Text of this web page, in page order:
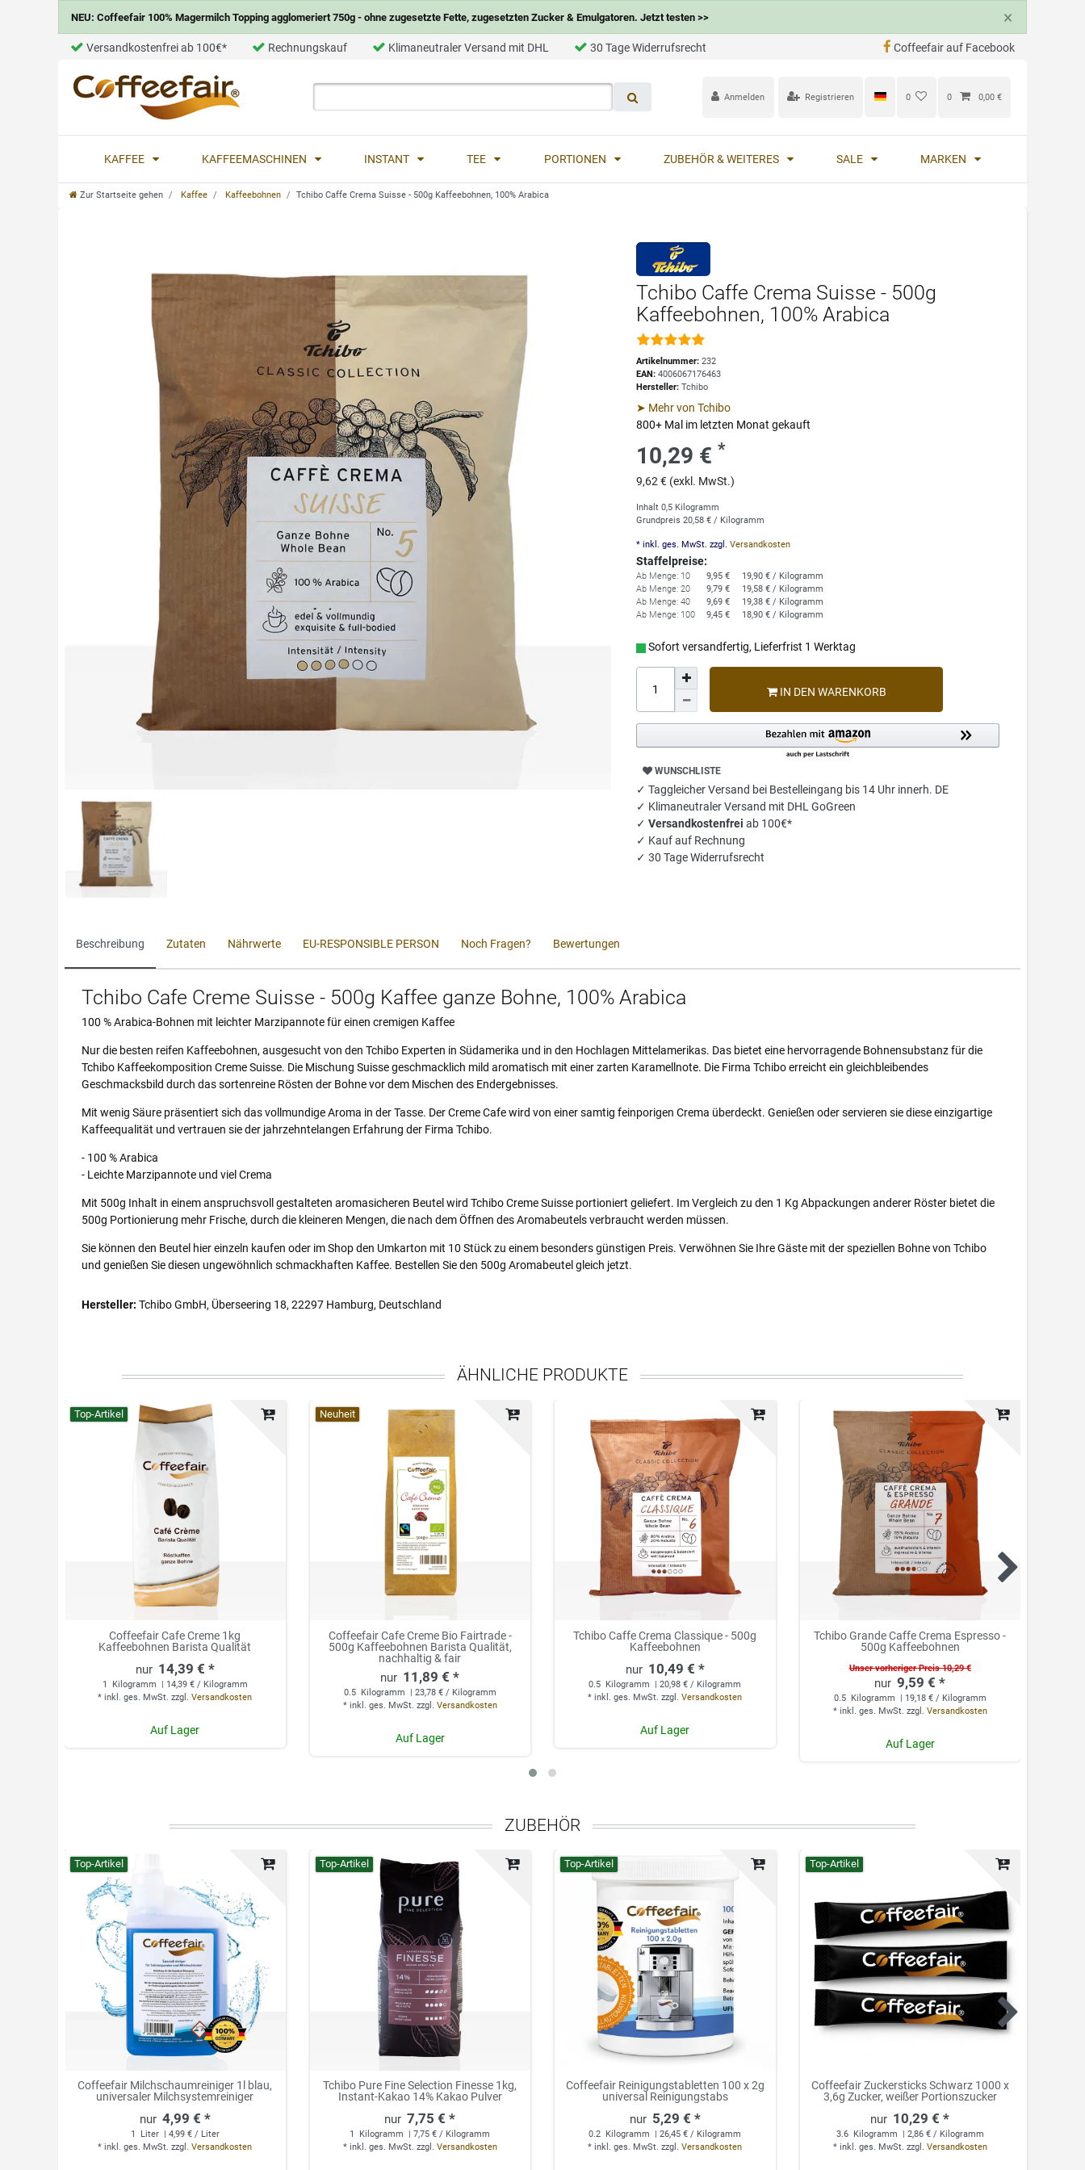
NEU: Coffeefair 100% Magermilch Topping agglomeriert 750g - ohne zugesetzte Fette, zugesetzten Zucker & Emulgatoren. Jetzt testen >> ×
Versandkostenfrei ab 100€* Rechnungskauf Klimaneutraler Versand mit DHL 30 Tage Widerrufsrecht Coffeefair auf Facebook
Anmelden Registrieren 0 0 0,00 €
KAFFEE KAFFEEMASCHINEN INSTANT TEE PORTIONEN ZUBEHÖR & WEITERES SALE MARKEN
Zur Startseite gehen Kaffee Kaffeebohnen Tchibo Caffe Crema Suisse - 500g Kaffeebohnen, 100% Arabica
Tchibo Caffe Crema Suisse - 500g
Kaffeebohnen, 100% Arabica
Artikelnummer:232
EAN:4006067176463
Hersteller: Tchibo
➤ Mehr von Tchibo
800+ Mal im letzten Monat gekauft
10,29 €*
9,62 € (exkl. MwSt.)
Inhalt0,5 Kilogramm
Grundpreis20,58 € / Kilogramm
* inkl. ges. MwSt. zzgl. Versandkosten
Staffelpreise:
Ab Menge: 10 9,95 €
19,90 € / Kilogramm
Ab Menge: 20
9,79 €
19,58 € / Kilogramm
Ab Menge: 40
9,69 €
19,38 € / Kilogramm
Ab Menge: 100
9,45 € 18,90 € / Kilogramm
Sofort versandfertig, Lieferfrist 1 Werktag
IN DEN WARENKORB
WUNSCHLISTE
✓ Taggleicher Versand bei Bestelleingang bis 14 Uhr innerh. DE
✓ Klimaneutraler Versand mit DHL GoGreen
✓Versandkostenfreiab 100€*
✓ Kauf auf Rechnung
✓ 30 Tage Widerrufsrecht
Beschreibung Zutaten Nährwerte EU-RESPONSIBLE PERSON Noch Fragen? Bewertungen
Tchibo Cafe Creme Suisse - 500g Kaffee ganze Bohne, 100% Arabica
100 % Arabica-Bohnen mit leichter Marzipannote für einen cremigen Kaffee
Nur die besten reifen Kaffeebohnen, ausgesucht von den Tchibo Experten in Südamerika und in den Hochlagen Mittelamerikas. Das bietet eine hervorragende Bohnensubstanz für die
Tchibo Kaffeekomposition Creme Suisse. Die Mischung Suisse geschmacklich mild aromatisch mit einer zarten Karamellnote. Die Firma Tchibo erreicht ein gleichbleibendes
Geschmacksbild durch das sortenreine Rösten der Bohne vor dem Mischen des Endergebnisses.
Mit wenig Säure präsentiert sich das vollmundige Aroma in der Tasse. Der Creme Cafe wird von einer samtig feinporigen Crema überdeckt. Genießen oder servieren sie diese einzigartige
Kaffeequalität und vertrauen sie der jahrzehntelangen Erfahrung der Firma Tchibo.
- 100 % Arabica
- Leichte Marzipannote und viel Crema
Mit 500g Inhalt in einem anspruchsvoll gestalteten aromasicheren Beutel wird Tchibo Creme Suisse portioniert geliefert. Im Vergleich zu den 1 Kg Abpackungen anderer Röster bietet die
500g Portionierung mehr Frische, durch die kleineren Mengen, die nach dem Öffnen des Aromabeutels verbraucht werden müssen.
Sie können den Beutel hier einzeln kaufen oder im Shop den Umkarton mit 10 Stück zu einem besonders günstigen Preis. Verwöhnen Sie Ihre Gäste mit der speziellen Bohne von Tchibo
und genießen Sie diesen ungewöhnlich schmackhaften Kaffee. Bestellen Sie den 500g Aromabeutel gleich jetzt.
Hersteller: Tchibo GmbH, Überseering 18, 22297 Hamburg, Deutschland
ÄHNLICHE PRODUKTE
Top-Artikel
Coffeefair Cafe Creme 1kg
Kaffeebohnen Barista Qualität
14,39 € *
1 Kilogramm
| 14,39 € / Kilogramm
*inkl. ges. MwSt. zzgl.Versandkosten
Auf Lager
Neuheit
Coffeefair Cafe Creme Bio Fairtrade -
500g Kaffeebohnen Barista Qualität,
nachhaltig & fair
11,89 € *
0.5 Kilogramm
| 23,78 € / Kilogramm
* inkl. ges. MwSt. zzgl. Versandkosten
Auf Lager
Tchibo Caffe Crema Classique - 500g
Kaffeebohnen
10,49 € *
0.5 Kilogramm
| 20,98 € / Kilogramm
*inkl. ges. MwSt. zzgl.Versandkosten
Auf Lager
Tchibo Grande Caffe Crema Espresso -
500g Kaffeebohnen
Unser vorheriger Preis 10,29 €
9,59 € *
0.5 Kilogramm
| 19,18 € / Kilogramm
* inkl. ges. MwSt. zzgl. Versandkosten
Auf Lager
ZUBEHÖR
Top-Artikel
Coffeefair Milchschaumreiniger 1l blau,
universaler Milchsystemreiniger
4,99 € *
1 Liter
| 4,99 € / Liter
*inkl. ges. MwSt. zzgl.Versandkosten
Top-Artikel
Tchibo Pure Fine Selection Finesse 1kg,
Instant-Kakao 14% Kakao Pulver
7,75 € *
1 Kilogramm
| 7,75 € / Kilogramm
* inkl. ges. MwSt. zzgl. Versandkosten
Top-Artikel
Coffeefair Reinigungstabletten 100 x 2g
universal Reinigungstabs
5,29 € *
0.2 Kilogramm
| 26,45 € / Kilogramm
*inkl. ges. MwSt. zzgl.Versandkosten
Top-Artikel
Coffeefair Zuckersticks Schwarz 1000 x
3,6g Zucker, weißer Portionszucker
10,29 € *
3.6 Kilogramm
| 2,86 € / Kilogramm
* inkl. ges. MwSt. zzgl. Versandkosten